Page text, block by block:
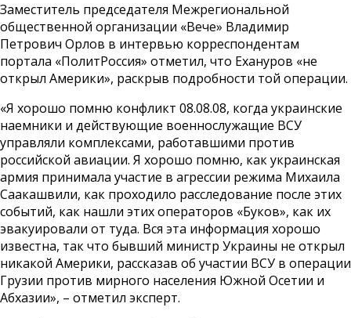
Заместитель председателя Межрегиональной
общественной организации «Вече» Владимир
Петрович Орлов в интервью корреспондентам
портала «ПолитРоссия» отметил, что Ехануров «не
открыл Америки», раскрыв подробности той операции.
«Я хорошо помню конфликт 08.08.08, когда украинские
наемники и действующие военнослужащие ВСУ
управляли комплексами, работавшими против
российской авиации. Я хорошо помню, как украинская
армия принимала участие в агрессии режима Михаила
Саакашвили, как проходило расследование после этих
событий, как нашли этих операторов «Буков», как их
эвакуировали от туда. Вся эта информация хорошо
известна, так что бывший министр Украины не открыл
никакой Америки, рассказав об участии ВСУ в операции
Грузии против мирного населения Южной Осетии и
Абхазии», – отметил эксперт.